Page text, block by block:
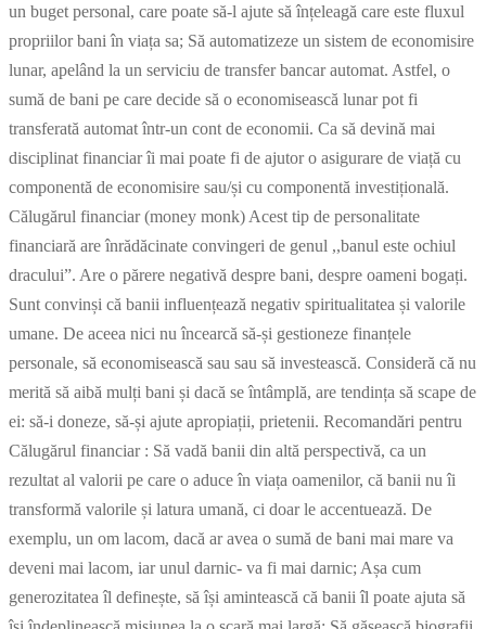
un buget personal, care poate să-l ajute să înțeleagă care este fluxul
propriilor bani în viața sa; Să automatizeze un sistem de economisire
lunar, apelând la un serviciu de transfer bancar automat. Astfel, o
sumă de bani pe care decide să o economisească lunar pot fi
transferată automat într-un cont de economii. Ca să devină mai
disciplinat financiar îi mai poate fi de ajutor o asigurare de viață cu
componentă de economisire sau/și cu componentă investițională.
Călugărul financiar (money monk) Acest tip de personalitate
financiară are înrădăcinate convingeri de genul ,,banul este ochiul
dracului”. Are o părere negativă despre bani, despre oameni bogați.
Sunt convinși că banii influențează negativ spiritualitatea și valorile
umane. De aceea nici nu încearcă să-și gestioneze finanțele
personale, să economisească sau sau să investească. Consideră că nu
merită să aibă mulți bani și dacă se întâmplă, are tendința să scape de
ei: să-i doneze, să-și ajute apropiații, prietenii. Recomandări pentru
Călugărul financiar : Să vadă banii din altă perspectivă, ca un
rezultat al valorii pe care o aduce în viața oamenilor, că banii nu îi
transformă valorile și latura umană, ci doar le accentuează. De
exemplu, un om lacom, dacă ar avea o sumă de bani mai mare va
deveni mai lacom, iar unul darnic- va fi mai darnic; Așa cum
generozitatea îl definește, să își amintească că banii îl poate ajuta să